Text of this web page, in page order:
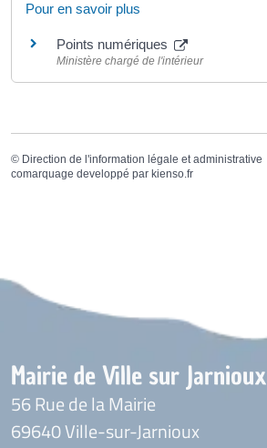
Pour en savoir plus
Points numériques
Ministère chargé de l'intérieur
© Direction de l'information légale et administrative
comarquage developpé par kienso.fr
Mairie de Ville sur Jarnioux
56 Rue de la Mairie
69640 Ville-sur-Jarnioux